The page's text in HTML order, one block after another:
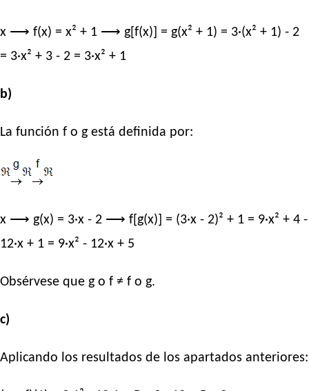
x ⟶ f(x) = x² + 1 ⟶ g[f(x)] = g(x² + 1) = 3·(x² + 1) - 2
= 3·x² + 3 - 2 = 3·x² + 1
b)
La función f o g está definida por:
x ⟶ g(x) = 3·x - 2 ⟶ f[g(x)] = (3·x - 2)² + 1 = 9·x² + 4 -
12·x + 1 = 9·x² - 12·x + 5
Obsérvese que g o f ≠ f o g.
c)
Aplicando los resultados de los apartados anteriores: